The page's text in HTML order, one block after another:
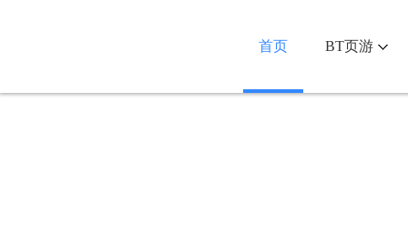
首页 BT页游